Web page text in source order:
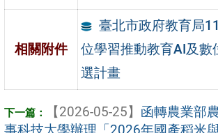
相關附件
臺北市政府教育局
位學習推動教育AI及數
選計畫
【2026-05-25】 函轉農業部